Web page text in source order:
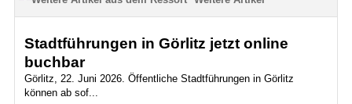
Stadtführungen in Görlitz jetzt online
buchbar
Görlitz, 22. Juni 2026. Öffentliche Stadtführungen in Görlitz
können ab sof...